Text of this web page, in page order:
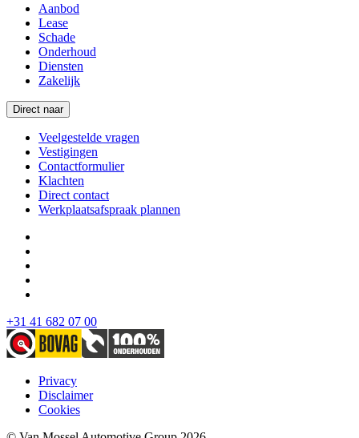
Aanbod
Lease
Schade
Onderhoud
Diensten
Zakelijk
Direct naar
Veelgestelde vragen
Vestigingen
Contactformulier
Klachten
Direct contact
Werkplaatsafspraak plannen
+31 41 682 07 00
Privacy
Disclaimer
Cookies